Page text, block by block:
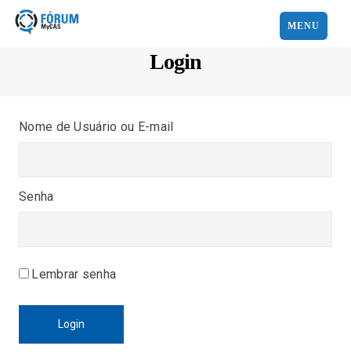
MENU
Login
Nome de Usuário ou E-mail
Senha
Lembrar senha
Login